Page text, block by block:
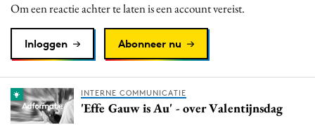
Reputatie & crisis
Om een reactie achter te laten is een account vereist.
Inloggen Abonneer nu
INTERNE COMMUNICATIE
'Effe Gauw is Au' - over Valentijnsdag